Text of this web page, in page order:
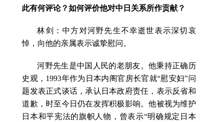
此有何评论？如何评价他对中日关系所作贡献？
林剑：中方对河野先生不幸逝世表示深切哀
悼，向他的亲属表示诚挚慰问。
河野先生是中国人民的老朋友。他秉持正确历
史观，1993年作为日本内阁官房长官就“慰安妇”问
题发表正式谈话，承认日本政府责任，表示反省和
道歉，时至今日仍在发挥积极影响。他被视为维护
日本和平宪法的旗帜人物，曾表示“明确规定日本